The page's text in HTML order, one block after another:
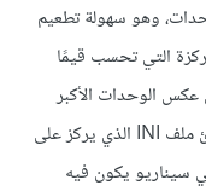
وهو سهولة تطعيم
التي تحسب قيمًا
الوحدات الأكبر
التي تنفِّذ إجراءات معقدة لها آثار جانبية، وقارئ ملف INI الذي يركز على
سيناريو يكون فيه